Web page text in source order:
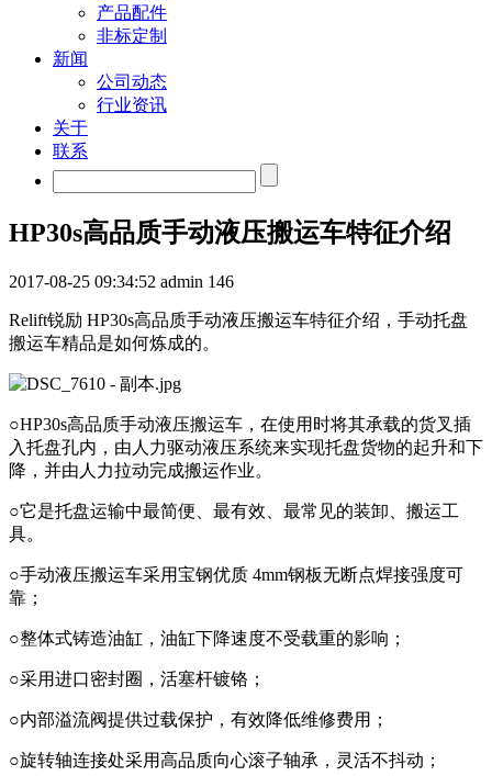
产品配件
非标定制
新闻
公司动态
行业资讯
关于
联系
HP30s高品质手动液压搬运车特征介绍
2017-08-25 09:34:52 admin 146
Relift锐励 HP30s高品质手动液压搬运车特征介绍，手动托盘
搬运车精品是如何炼成的。
○HP30s高品质手动液压搬运车，在使用时将其承载的货叉插
入托盘孔内，由人力驱动液压系统来实现托盘货物的起升和下
降，并由人力拉动完成搬运作业。
○它是托盘运输中最简便、最有效、最常见的装卸、搬运工
具。
○手动液压搬运车采用宝钢优质 4mm钢板无断点焊接强度可
靠；
○整体式铸造油缸，油缸下降速度不受载重的影响；
○采用进口密封圈，活塞杆镀铬；
○内部溢流阀提供过载保护，有效降低维修费用；
○旋转轴连接处采用高品质向心滚子轴承，灵活不抖动；